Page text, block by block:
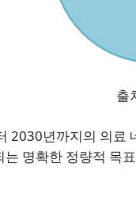
출
2030년까지의 의료
명확한 정량적 목